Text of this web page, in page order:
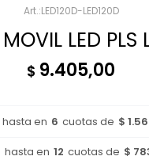
LED120D-LED120D
LED PLS
$ 9.405,00
hasta en 6 cuotas de $
hasta en 12 cuotas de $